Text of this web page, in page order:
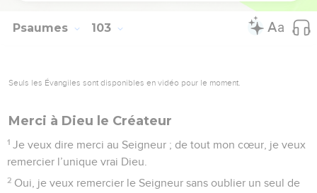
Psaumes 103
Seuls les Évangiles sont disponibles en vidéo pour le moment.
Merci à Dieu le Créateur
1 Je veux dire merci au Seigneur ; de tout mon cœur, je veux
remercier l’unique vrai Dieu.
2 Oui, je veux remercier le Seigneur sans oublier un seul de